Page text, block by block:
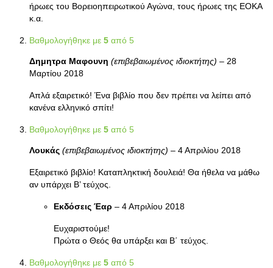
ήρωες του Βορειοηπειρωτικού Αγώνα, τους ήρωες της ΕΟΚΑ
κ.α.
Βαθμολογήθηκε με 5 από 5
Δημητρα Μαφουνη (επιβεβαιωμένος ιδιοκτήτης) – 28
Μαρτίου 2018
Απλά εξαιρετικό! Ένα βιβλίο που δεν πρέπει να λείπει από
κανένα ελληνικό σπίτι!
Βαθμολογήθηκε με 5 από 5
Λουκάς (επιβεβαιωμένος ιδιοκτήτης) – 4 Απριλίου 2018
Εξαιρετικό βιβλίο! Καταπληκτική δουλειά! Θα ήθελα να μάθω
αν υπάρχει Β’ τεύχος.
Εκδόσεις Έαρ – 4 Απριλίου 2018
Ευχαριστούμε!
Πρώτα ο Θεός θα υπάρξει και Β΄ τεύχος.
Βαθμολογήθηκε με 5 από 5